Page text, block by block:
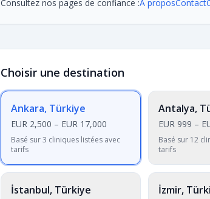
Consultez nos pages de confiance :A proposContact
Choisir une destination
Ankara, Türkiye
EUR 2,500 – EUR 17,000
Basé sur 3 cliniques listées avec
tarifs
Antalya,
EUR 999 –
Basé sur 12
tarifs
İstanbul, Türkiye İzmir,